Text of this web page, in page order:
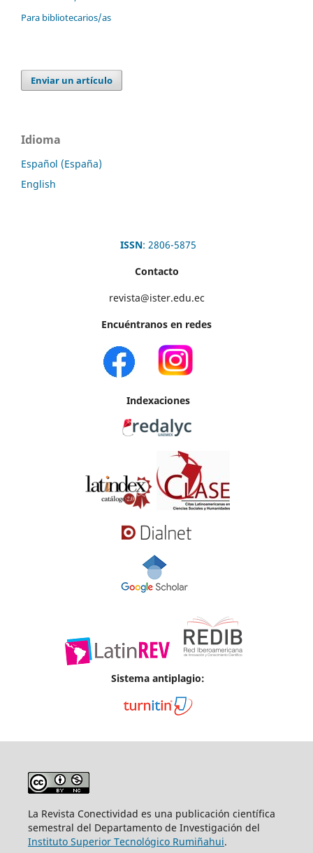
Para bibliotecarios/as
Enviar un artículo
Idioma
Español (España)
English
ISSN: 2806-5875
Contacto
revista@ister.edu.ec
Encuéntranos en redes
Indexaciones
Sistema antiplagio:
La Revista Conectividad es una publicación científica
semestral del Departamento de Investigación del
Instituto Superior Tecnológico Rumiñahui.